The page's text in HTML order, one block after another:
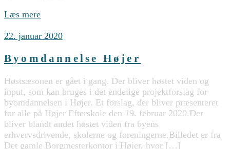
Læs mere
22. januar 2020
Byomdannelse Højer
Høstsæsonen er gået i gang. Der bliver høstet viden og
input, som kan bruges i det endelige projektforslag for
byomdannelsen i Højer. Et forslag, der bliver præsenteret
for alle på Højer Efterskole den 19. februar 2020.Der
bliver blandt andet høstet viden fra byens
erhvervsdrivende, skolerne og foreningerne.Billedet er fra
Det gamle Borgmesterkontor i Højer, hvor […]